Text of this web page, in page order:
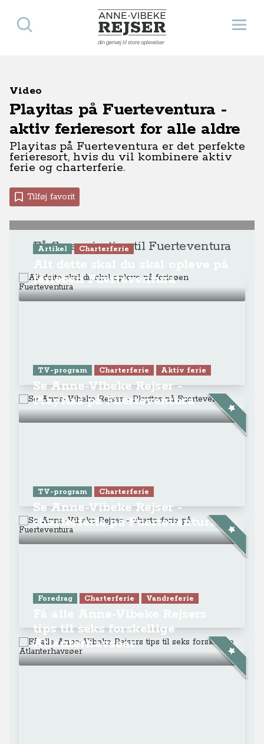
Anne-Vibeke Rejser
din genvej til store oplevelser
Åbn
Søg
Video
Playitas på Fuerteventura -
aktiv ferieresort for alle aldre
Playitas på Fuerteventura er det perfekte
ferieresort, hvis du vil kombinere aktiv
ferie og charterferie.
Tilføj favorit
Få flere rejsetips til Fuerteventura
Artikel Charterferie
ferieøen Fuerteventura
TV-program Charterferie Aktiv ferie
Se Anne-Vibeke Rejser -
Playitas på Fuerteventura
TV-program Charterferie
Se Anne-Vibeke Rejser -
charterferie på Fuerteventura
Foredrag Charterferie Vandreferie
tips til seks forskellige
Atlanterhavsøer